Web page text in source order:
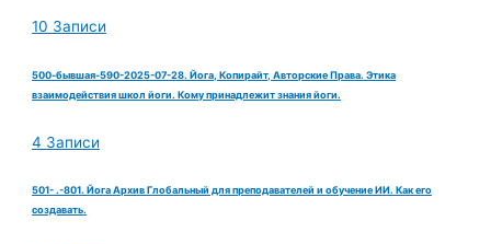
10 Записи
500-бывшая-590-2025-07-28. Йога, Копирайт, Авторские Права. Этика
взаимодействия школ йоги. Кому принадлежит знания йоги.
4 Записи
501- .-801. Йога Архив Глобальный для преподавателей и обучение ИИ. Как его
создавать.